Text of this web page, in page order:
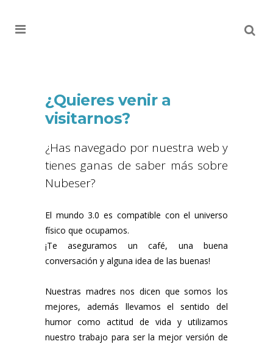
¿Quieres venir a
visitarnos?
¿Has navegado por nuestra web y
tienes ganas de saber más sobre
Nubeser?
El mundo 3.0 es compatible con el universo
físico que ocupamos.
¡Te aseguramos un café, una buena
conversación y alguna idea de las buenas!
Nuestras madres nos dicen que somos los
mejores, además llevamos el sentido del
humor como actitud de vida y utilizamos
nuestro trabajo para ser la mejor versión de